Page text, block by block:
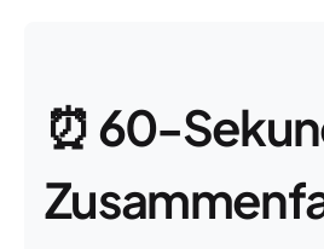
⏰ 60-